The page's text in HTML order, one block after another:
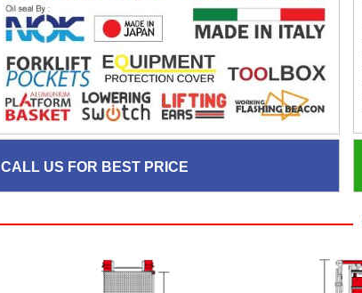
CALL US FOR BEST PRICE